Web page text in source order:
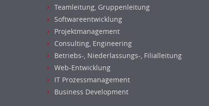
Teamleitung, Gruppenleitung
Softwareentwicklung
Projektmanagement
Consulting, Engineering
Betriebs-, Niederlassungs-, Filialleitung
Web-Entwicklung
IT Prozessmanagement
Business Development